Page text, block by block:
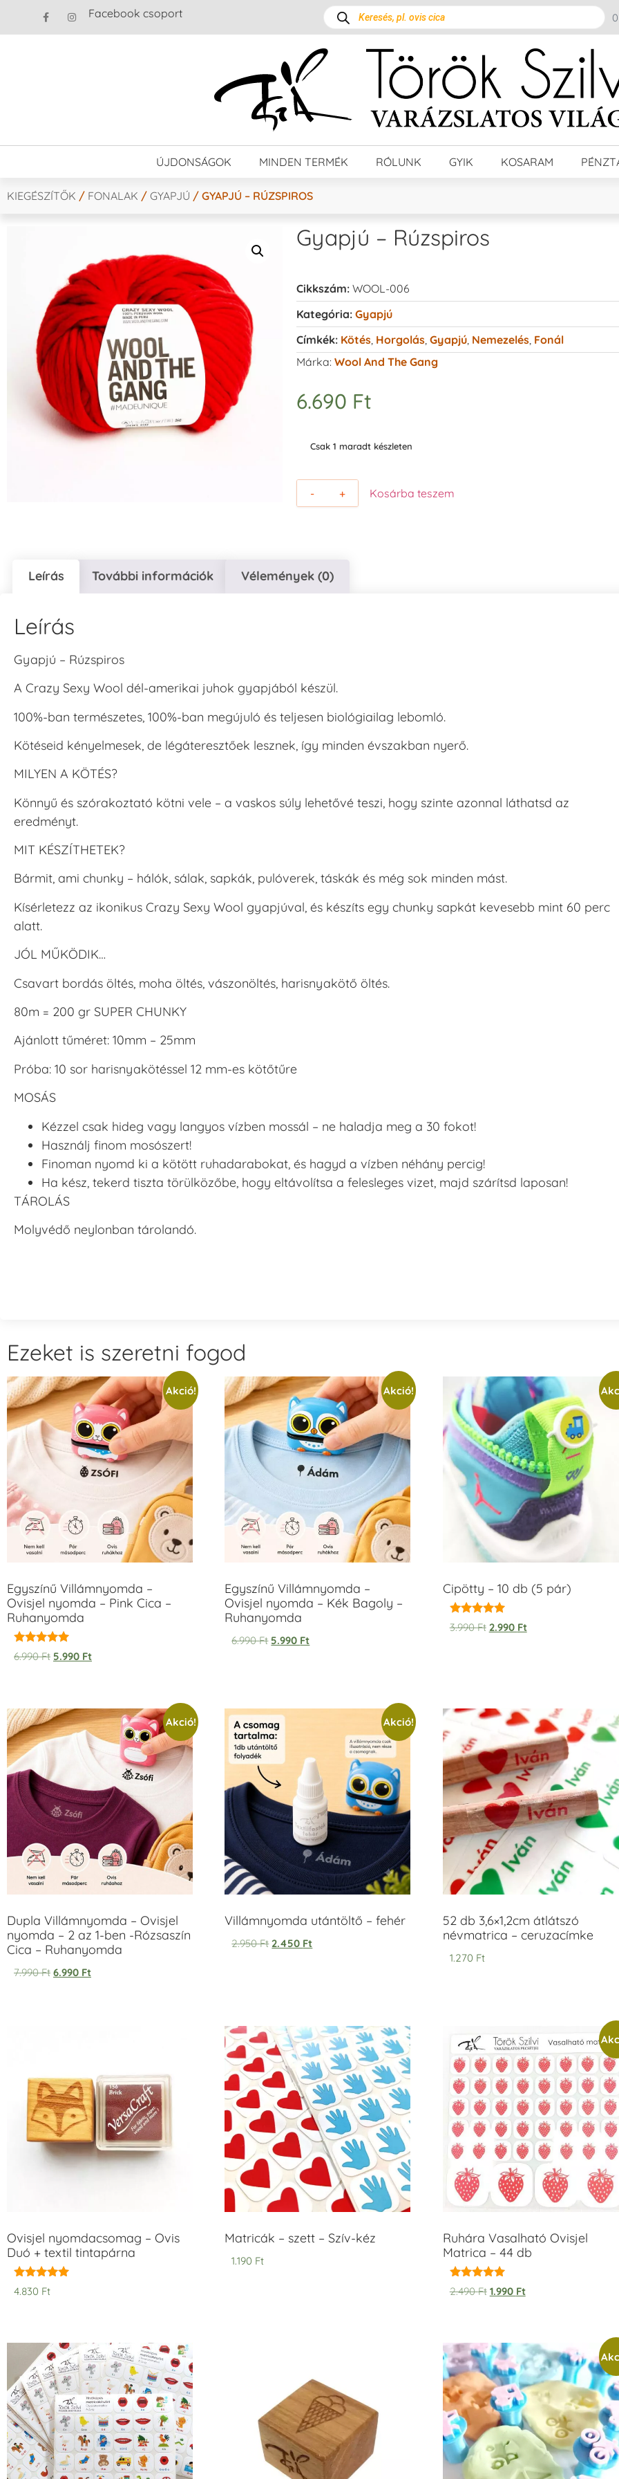
Facebook csoport 0
ÚJDONSÁGOK MINDEN TERMÉK RÓLUNK GYIK KOSARAM
KIEGÉSZÍTŐK / FONALAK / GYAPJÚ / GYAPJÚ – RÚZSPIROS
Gyapjú – Rúzspiros
Cikkszám: WOOL-006
Kategória: Gyapjú
Címkék: Kötés, Horgolás, Gyapjú, Nemezelés, Fonál
Márka: Wool And The Gang
6.690 Ft
Csak 1 maradt készleten
- + Kosárba teszem
Leírás További információk Vélemények (0)
Leírás
Gyapjú – Rúzspiros
A Crazy Sexy Wool dél-amerikai juhok gyapjából készül.
100%-ban természetes, 100%-ban megújuló és teljesen biológiailag lebomló.
Kötéseid kényelmesek, de légáteresztőek lesznek, így minden évszakban nyerő.
MILYEN A KÖTÉS?
Könnyű és szórakoztató kötni vele – a vaskos súly lehetővé teszi, hogy szinte azonnal láthatsd az
eredményt.
MIT KÉSZÍTHETEK?
Bármit, ami chunky – hálók, sálak, sapkák, pulóverek, táskák és még sok minden mást.
Kísérletezz az ikonikus Crazy Sexy Wool gyapjúval, és készíts egy chunky sapkát kevesebb mint 60 perc
alatt.
JÓL MŰKÖDIK…
Csavart bordás öltés, moha öltés, vászonöltés, harisnyakötő öltés.
80m = 200 gr SUPER CHUNKY
Ajánlott tűméret: 10mm – 25mm
Próba: 10 sor harisnyakötéssel 12 mm-es kötőtűre
MOSÁS
Kézzel csak hideg vagy langyos vízben mossál – ne haladja meg a 30 fokot!
Használj finom mosószert!
Finoman nyomd ki a kötött ruhadarabokat, és hagyd a vízben néhány percig!
Ha kész, tekerd tiszta törülközőbe, hogy eltávolítsa a felesleges vizet, majd szárítsd laposan!
TÁROLÁS
Molyvédő neylonban tárolandó.
Ezeket is szeretni fogod
Akció!
Egyszínű Villámnyomda –
Ovisjel nyomda – Pink Cica –
Ruhanyomda
Értékelés:
5.00
6.990Ft 5.990 Ft
Akció!
Egyszínű Villámnyomda –
Ovisjel nyomda – Kék Bagoly –
Ruhanyomda
6.990Ft 5.990 Ft
Cipötty – 10 db (5 pár)
Értékelés:
5.00
3.990Ft 2.990 Ft
Akció!
Dupla Villámnyomda – Ovisjel
nyomda – 2 az 1-ben -Rózsaszín
Cica – Ruhanyomda
7.990Ft 6.990 Ft
Akció!
Villámnyomda utántöltő – fehér
2.950Ft 2.450 Ft
52 db 3,6×1,2cm átlátszó
névmatrica – ceruzacímke
1.270 Ft
Ovisjel nyomdacsomag – Ovis
Duó + textil tintapárna
Értékelés:
5.00
4.830 Ft
Matricák – szett – Szív-kéz
1.190 Ft
Ruhára Vasalható Ovisjel
Matrica – 44 db
Értékelés:
5.00
2.490Ft 1.990 Ft